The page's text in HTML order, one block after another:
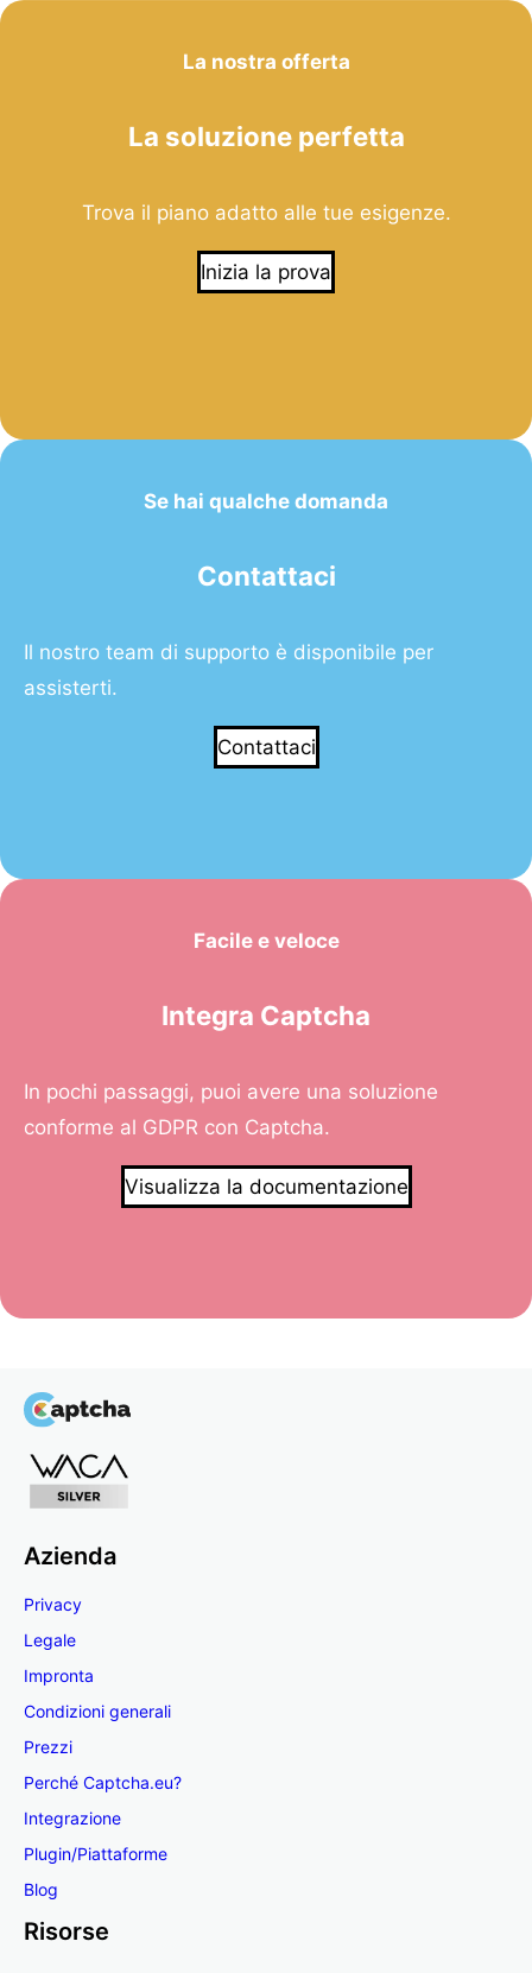
La nostra offerta
La soluzione perfetta
Trova il piano adatto alle tue esigenze.
Inizia la prova
Se hai qualche domanda
Contattaci
Il nostro team di supporto è disponibile per
assisterti.
Contattaci
Facile e veloce
Integra Captcha
In pochi passaggi, puoi avere una soluzione
conforme al GDPR con Captcha.
Visualizza la documentazione
Azienda
Privacy
Legale
Impronta
Condizioni generali
Prezzi
Perché Captcha.eu?
Integrazione
Plugin/Piattaforme
Blog
Risorse